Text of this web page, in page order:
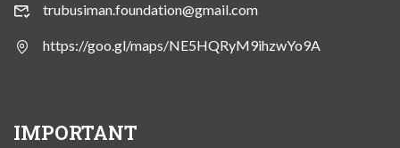
trubusiman.foundation@gmail.com
https://goo.gl/maps/NE5HQRyM9ihzwYo9A
IMPORTANT